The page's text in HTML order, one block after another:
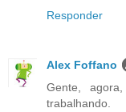
Responder
Alex Foffano
Gente,
trabalhando.